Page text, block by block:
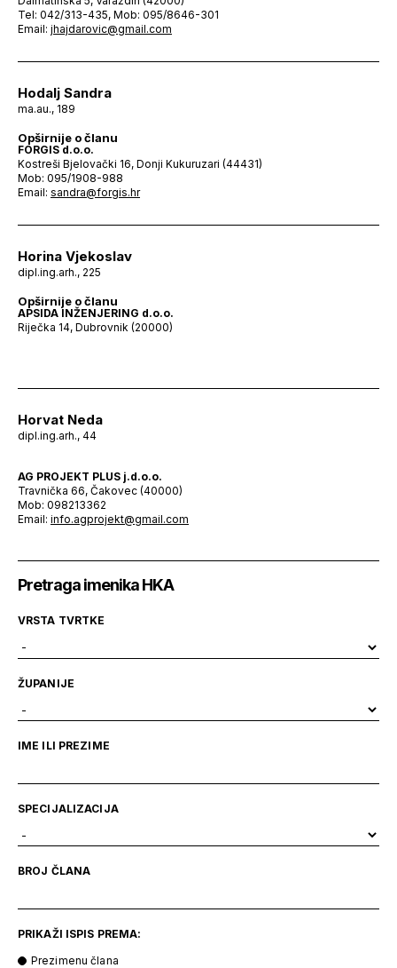
Tel: 042/313-435, Mob: 095/8646-301
Email: jhajdarovic@gmail.com
Hodalj Sandra
ma.au., 189
Opširnije o članu
FORGIS d.o.o.
Kostreši Bjelovački 16, Donji Kukuruzari (44431)
Mob: 095/1908-988
Email: sandra@forgis.hr
Horina Vjekoslav
dipl.ing.arh., 225
Opširnije o članu
APSIDA INŽENJERING d.o.o.
Riječka 14, Dubrovnik (20000)
Horvat Neda
dipl.ing.arh., 44
AG PROJEKT PLUS j.d.o.o.
Travnička 66, Čakovec (40000)
Mob: 098213362
Email: info.agprojekt@gmail.com
Pretraga imenika HKA
VRSTA TVRTKE
ŽUPANIJE
IME ILI PREZIME
SPECIJALIZACIJA
BROJ ČLANA
PRIKAŽI ISPIS PREMA:
Prezimenu člana